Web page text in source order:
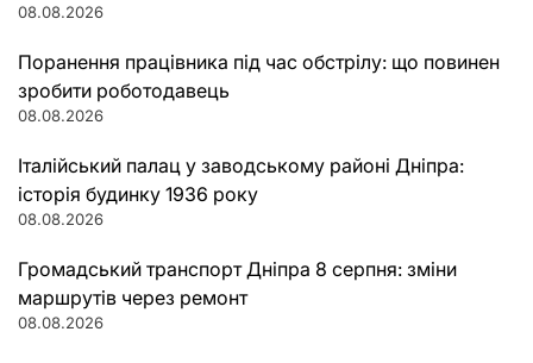
08.08.2026
Поранення працівника під час обстрілу: що повинен
зробити роботодавець
08.08.2026
Італійський палац у заводському районі Дніпра:
історія будинку 1936 року
08.08.2026
Громадський транспорт Дніпра 8 серпня: зміни
маршрутів через ремонт
08.08.2026